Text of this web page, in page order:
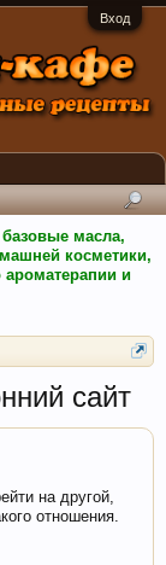
Вход
масла,
косметики,
и
сайт
на другой,
отношения.